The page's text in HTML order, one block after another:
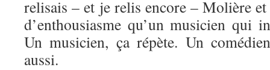
relisais – et je relis encore – Molière et
d’enthousiasme qu’un musicien qui
Un musicien, ça répète. Un
aussi.